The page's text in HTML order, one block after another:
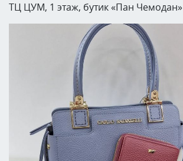
ТЦ ЦУМ, 1 этаж, бутик «Пан Чемодан»